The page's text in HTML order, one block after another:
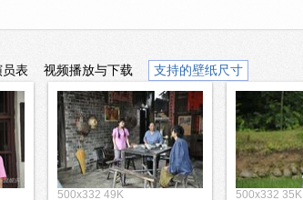
员表 视频播放与下载 支持的壁纸尺寸
500x332 49K 500x332 35K